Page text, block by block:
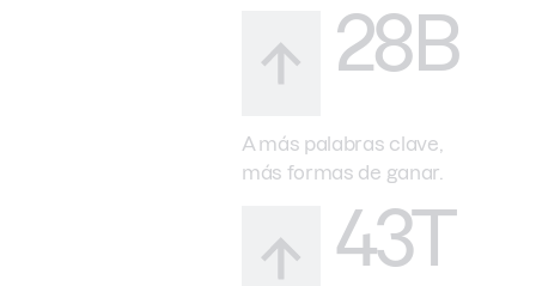
28B
A más palabras clave,
más formas de ganar.
43T